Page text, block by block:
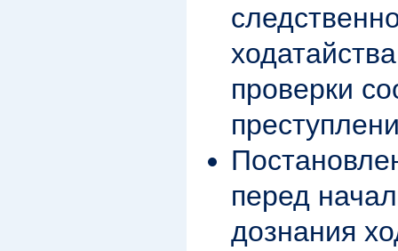
проверки
перед
дознания